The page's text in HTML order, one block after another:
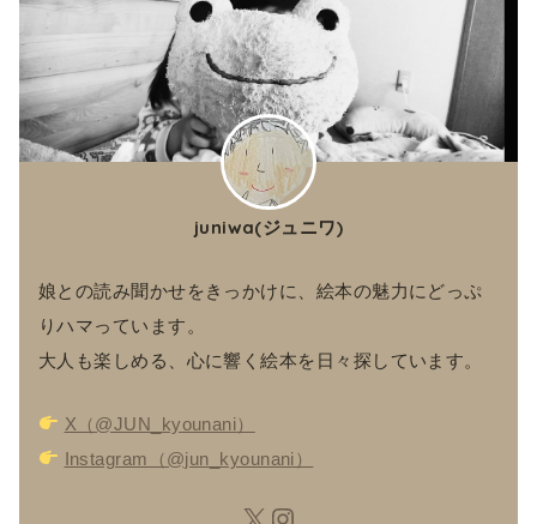
juniwa(ジュニワ)
娘との読み聞かせをきっかけに、絵本の魅力にどっぷ
りハマっています。
大人も楽しめる、心に響く絵本を日々探しています。
X（@JUN_kyounani）
Instagram（@jun_kyounani）